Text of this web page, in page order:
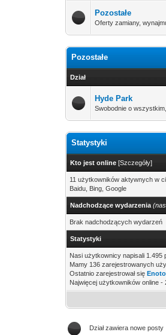
Pozostałe
Oferty zamiany,
Pozostałe
Dział
Hyde Park
Swobodnie o
Statystyki
Kto jest online [Szczegóły]
11 użytkowników aktywnych w
Baidu, Bing, Google
Nadchodzące wydarzenia
Brak nadchodzących wydarzeń
Statystyki
Nasi użytkownicy napisali 1.495
Mamy 136 zarejestrowanych
Ostatnio zarejestrował się
Najwięcej użytkowników online -
Dział zawiera nowe posty